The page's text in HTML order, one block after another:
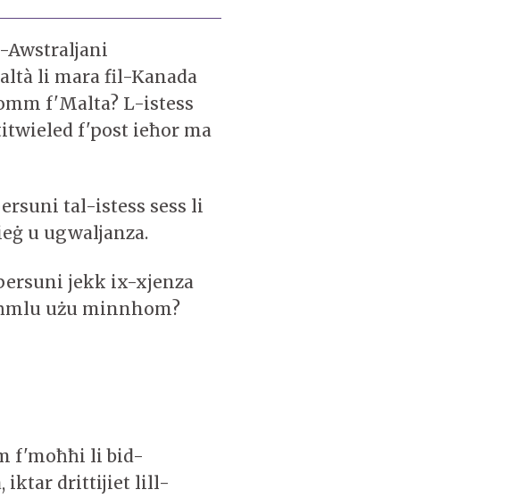
li mara fil-Kanada
f'Malta? L-istess
f'post ieħor ma
tal-istess sess li
u ugwaljanza.
jekk ix-xjenza
użu minnhom?
f'moħħi li bid-
iktar drittijiet lill-